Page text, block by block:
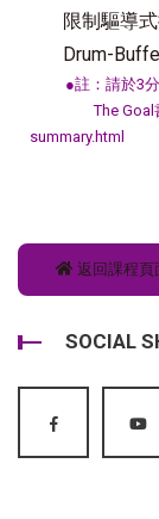
限制驅導
Drum-
●註：請於3
The Goal
summary.html
返回課程頁
SOCIAL